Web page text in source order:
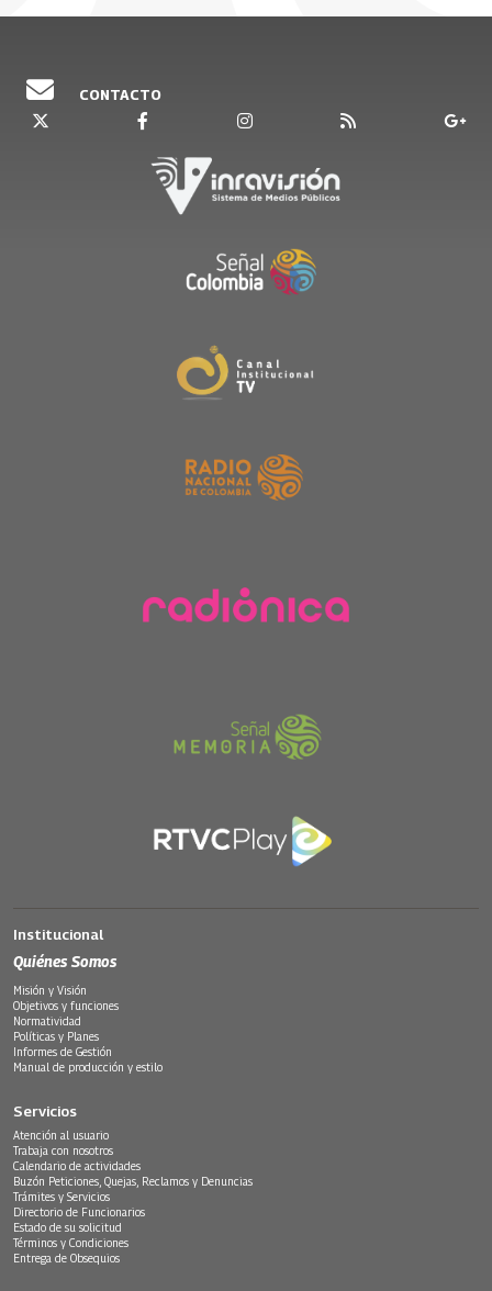
CONTACTO
Institucional
Quiénes Somos
Misión y Visión
Objetivos y funciones
Normatividad
Políticas y Planes
Informes de Gestión
Manual de producción y estilo
Servicios
Atención al usuario
Trabaja con nosotros
Calendario de actividades
Buzón Peticiones, Quejas, Reclamos y Denuncias
Trámites y Servicios
Directorio de Funcionarios
Estado de su solicitud
Términos y Condiciones
Entrega de Obsequios